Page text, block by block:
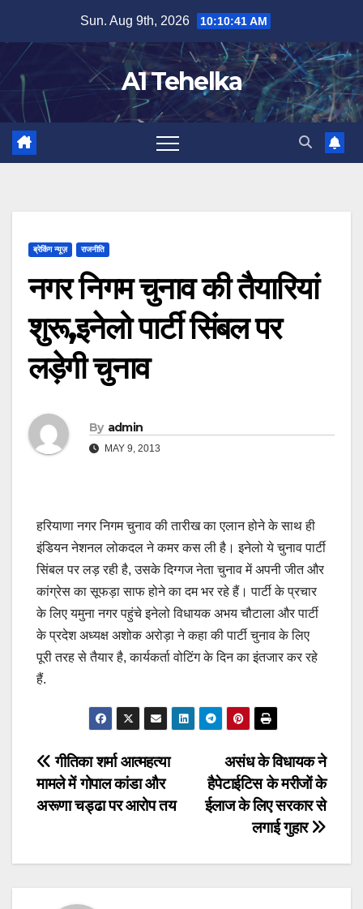
content
Sun. Aug 9th, 2026 10:10:42 AM
A1 Tehelka
ब्रेकिंग न्यूज़ राजनीति
नगर निगम चुनाव की तैयारियां
शुरू,इनेलो पार्टी सिंबल पर
लड़ेगी चुनाव
By admin
MAY 9, 2013
हरियाणा नगर निगम चुनाव की तारीख का एलान होने के साथ ही
इंडियन नेशनल लोकदल ने कमर कस ली है। इनेलो ये चुनाव पार्टी
सिंबल पर लड़ रही है, उसके दिग्गज नेता चुनाव में अपनी जीत और
कांग्रेस का सूफड़ा साफ होने का दम भर रहे हैं। पार्टी के प्रचार
के लिए यमुना नगर पहुंचे इनेलो विधायक अभय चौटाला और पार्टी
के प्रदेश अध्यक्ष अशोक अरोड़ा ने कहा की पार्टी चुनाव के लिए
पूरी तरह से तैयार है, कार्यकर्ता वोटिंग के दिन का इंतजार कर रहे
हैं.
Post
navigation
असंध के विधायक ने
हैपेटाईटिस के मरीजों के
ईलाज के लिए सरकार से
लगाई गुहार
गीतिका शर्मा आत्महत्या
मामले में गोपाल कांडा और
अरूणा चड्ढा पर आरोप तय